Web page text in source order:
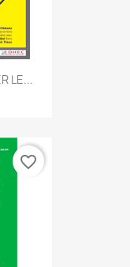
LE...
favorite_border